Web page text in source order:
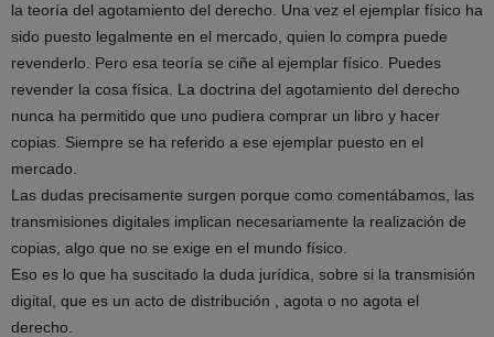
la teoría del agotamiento del derecho. Una vez el ejemplar físico ha
sido puesto legalmente en el mercado, quien lo compra puede
revenderlo. Pero esa teoría se ciñe al ejemplar físico. Puedes
revender la cosa física. La doctrina del agotamiento del derecho
nunca ha permitido que uno pudiera comprar un libro y hacer
copias. Siempre se ha referido a ese ejemplar puesto en el
mercado.
Las dudas precisamente surgen porque como comentábamos, las
transmisiones digitales implican necesariamente la realización de
copias, algo que no se exige en el mundo físico.
Eso es lo que ha suscitado la duda jurídica, sobre si la transmisión
digital, que es un acto de distribución , agota o no agota el
derecho.